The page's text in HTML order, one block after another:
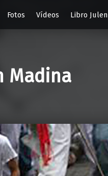
Fotos Vídeos Libro Julen
Madina